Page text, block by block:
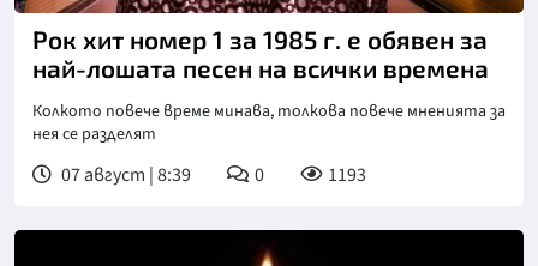
Рок хит номер 1 за 1985 г. е обявен за
най-лошата песен на всички времена
Колкото повече време минава, толкова повече мненията за
нея се разделят
07 август | 8:39 0 1193